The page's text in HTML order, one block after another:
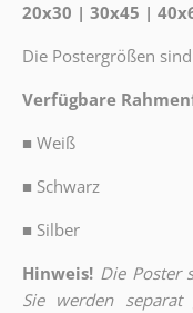
20x30 | 30x45 |
Die Postergrößen
Verfügbare
■ Weiß
■ Schwarz
■ Silber
Hinweis! Die Poster
Sie werden